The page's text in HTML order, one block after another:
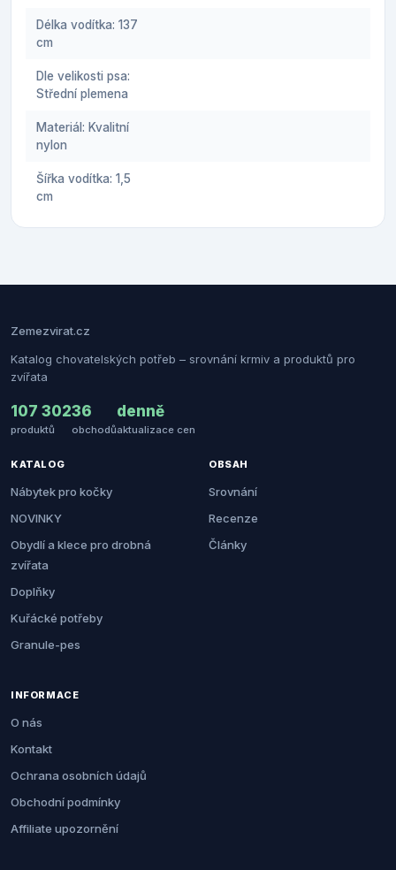
Délka vodítka: 137
cm
Dle velikosti psa:
Střední plemena
Materiál: Kvalitní
nylon
Šířka vodítka: 1,5
cm
Zemezvirat.cz
Katalog chovatelských potřeb – srovnání krmiv a produktů pro
zvířata
107 302
produktů
36
obchodů
denně
aktualizace cen
KATALOG
Nábytek pro kočky
NOVINKY
Obydlí a klece pro drobná
zvířata
Doplňky
Kuřácké potřeby
Granule-pes
OBSAH
Srovnání
Recenze
Články
INFORMACE
O nás
Kontakt
Ochrana osobních údajů
Obchodní podmínky
Affiliate upozornění